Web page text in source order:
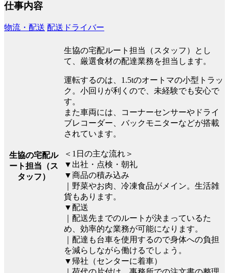
仕事内容
物流・配送 配送ドライバー
生協の宅配ル
ート担当（ス
タッフ）
生協の宅配ルート担当（スタッフ）とし
て、厳選食材の配達業務を担当します。
運転するのは、1.5tのオートマの小型トラッ
ク。小回りが利くので、未経験でも安心で
す。
また車両には、コーナーセンサーやドライ
ブレコーダー、バックモニターなどが搭載
されています。
＜1日の主な流れ＞
▼出社・点検・朝礼
▼商品の積み込み
｜野菜やお肉、冷凍食品がメイン。生活雑
貨もあります。
▼配送
｜配送先までのルートが決まっているた
め、効率的な業務が可能になります。
｜配達も台車を使用するので身体への負担
を減らしながら働けるでしょう。
▼帰社（センターに着車）